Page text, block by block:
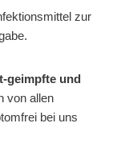
zur
geimpfte und
von allen
bei uns